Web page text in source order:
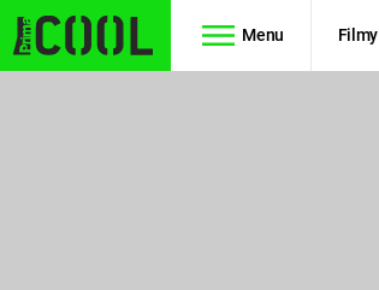
Menu Filmy